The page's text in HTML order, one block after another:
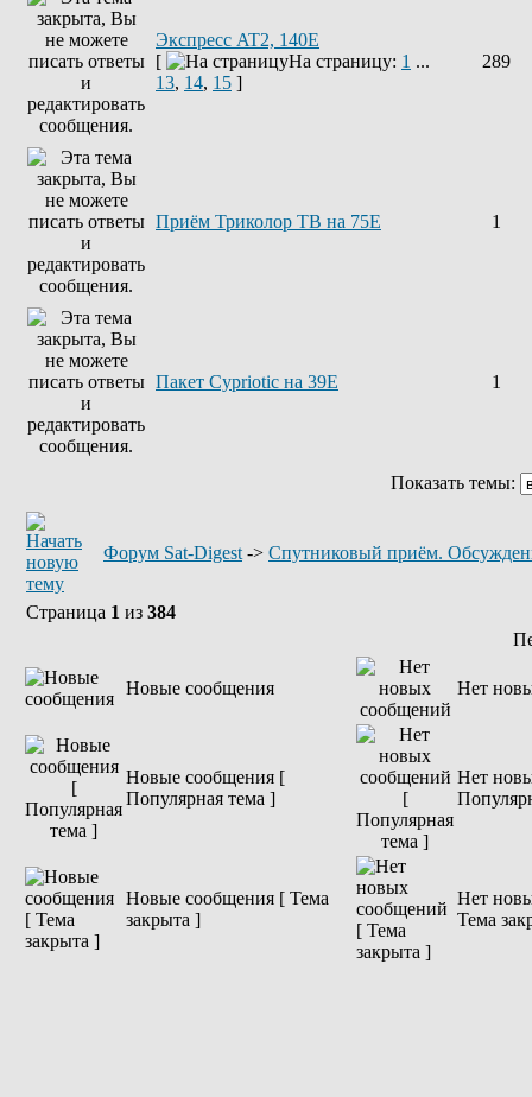
Экспресс AT2, 140E
[
На страницу: 1 ...
13, 14, 15 ]
289
Приём Триколор ТВ на 75Е 1
Пакет Cypriotic на 39Е 1
Показать темы:
Форум Sat-Digest -> Спутниковый приём.
Страница 1 из 384
Новые сообщения Нет
Новые сообщения [
Популярная тема ]
Нет
Новые сообщения [ Тема
закрыта ]
Нет
Тема